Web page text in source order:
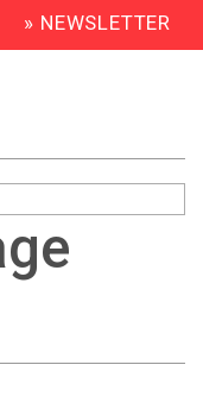
» NEWSLETTER